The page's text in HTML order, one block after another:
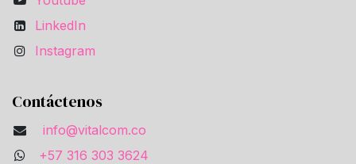
LinkedIn
Instagram
Contáctenos
info@vitalcom.co
+57 316 303 3624